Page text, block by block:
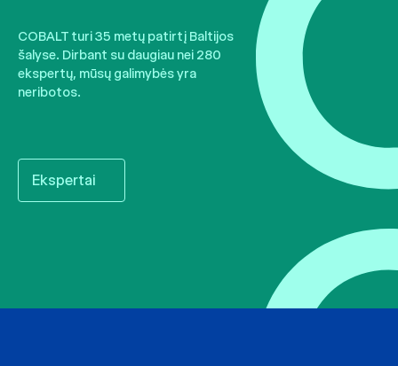
COBALT turi 35 metų patirtį Baltijos
šalyse. Dirbant su daugiau nei 280
ekspertų, mūsų galimybės yra
neribotos.
Ekspertai